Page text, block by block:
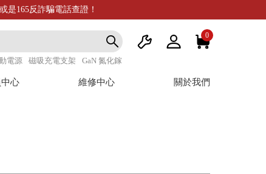
是165反詐騙電話查證！
0
電源 磁吸充電支架 GaN 氮化鎵
心 維修中心 關於我們